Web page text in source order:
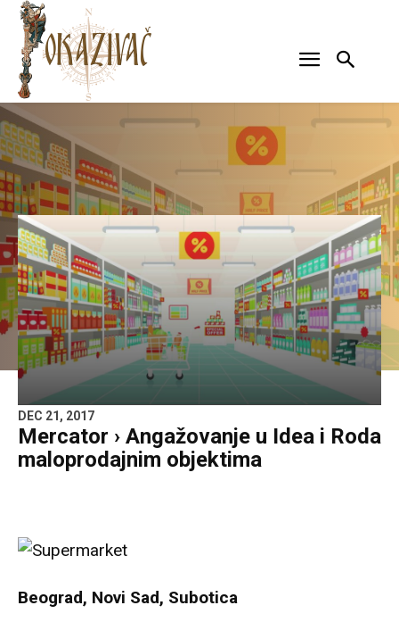
DEC 21, 2017
Mercator › Angažovanje u Idea i Roda
maloprodajnim objektima
Beograd, Novi Sad, Subotica